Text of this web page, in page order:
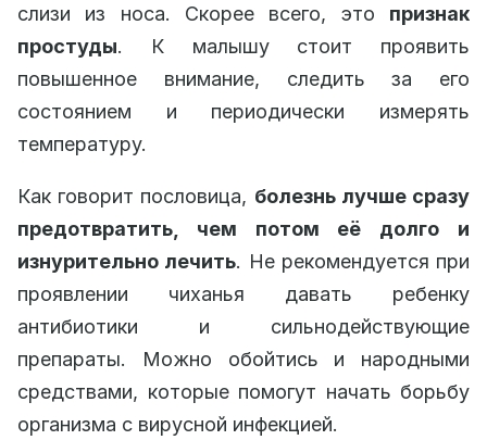
слизи из носа. Скорее всего, это признак
простуды. К малышу стоит проявить
повышенное внимание, следить за его
состоянием и периодически измерять
температуру.
Как говорит пословица, болезнь лучше сразу
предотвратить, чем потом её долго и
изнурительно лечить. Не рекомендуется при
проявлении чиханья давать ребенку
антибиотики и сильнодействующие
препараты. Можно обойтись и народными
средствами, которые помогут начать борьбу
организма с вирусной инфекцией.